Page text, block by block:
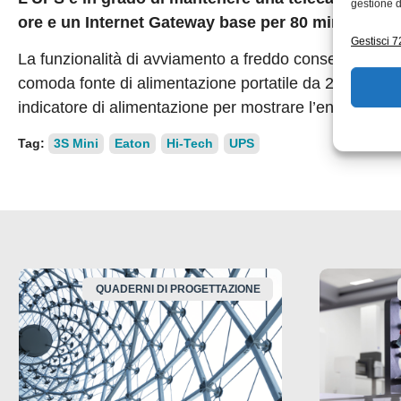
gestione
Gestisci
ore e un Internet Gateway base per 80 minuti.
La funzionalità di avviamento a freddo consente
comoda fonte di alimentazione portatile da 2200
indicatore di alimentazione per mostrare l’energia
Tag: 3S Mini Eaton Hi-Tech UPS
QUADERNI DI PROGETTAZIONE